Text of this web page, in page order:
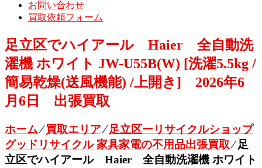
お問い合わせ
買取依頼フォーム
足立区でハイアール Haier 全自動洗
濯機 ホワイト JW-U55B(W) [洗濯5.5kg /
簡易乾燥(送風機能) /上開き] 2026年6
月6日 出張買取
ホーム⁄買取エリア⁄足立区ーリサイクルショップ
グッドリサイクル 家具家電の不用品出張買取⁄足
立区でハイアール Haier 全自動洗濯機 ホワイト